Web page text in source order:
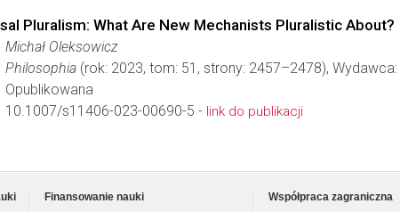
Pluralism: What Are New Mechanists Pluralistic About?
Michał Oleksowicz
Philosophia (rok: 2023, tom: 51, strony: 2457–2478), Wydawca:
Opublikowana
10.1007/s11406-023-00690-5 - link do publikacji
Finansowanie nauki
Współpraca zagraniczna